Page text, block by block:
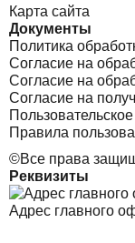
Карта сайта
Документы
Политика
Согласие на
Согласие на
Согласие на
Правила
©Все права
Реквизиты
Адрес главного